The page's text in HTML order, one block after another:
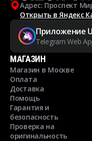
Адрес: Проспект
Открыть в Яндекс
Приложение
Telegram Web
МАГАЗИН
Магазин в Москве
Оплата
Доставка
Помощь
Гарантия и
безопасность
Проверка на
оригинальность